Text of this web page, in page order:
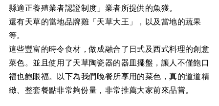
縣適正養殖業者認證制度」業者所提供的魚獲。
還有天草的當地品牌雞「天草大王」，以及當地的蔬果
等。
這些豐富的時令食材，做成融合了日式及西式料理的創意
菜色。並且使用了天草陶瓷器的器皿擺盤，讓人不僅飽口
福也飽眼福。以下為我們晚餐所享用的菜色，真的道道精
緻、整套餐點非常夠份量，非常推薦大家前來品嘗。